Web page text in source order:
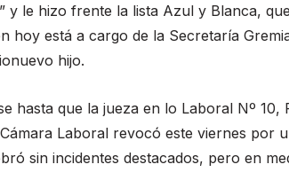
y le hizo frente la lista Azul y Blanca,
hoy está a cargo de la Secretaría
hijo.
hasta que la jueza en lo Laboral Nº 10,
Laboral revocó este viernes por
sin incidentes destacados, pero en